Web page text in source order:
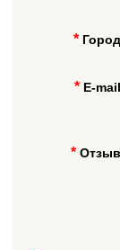
Город
E-mail
Отзыв